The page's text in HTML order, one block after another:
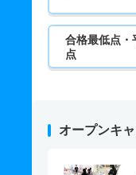
合格最低点・
点
オープンキ